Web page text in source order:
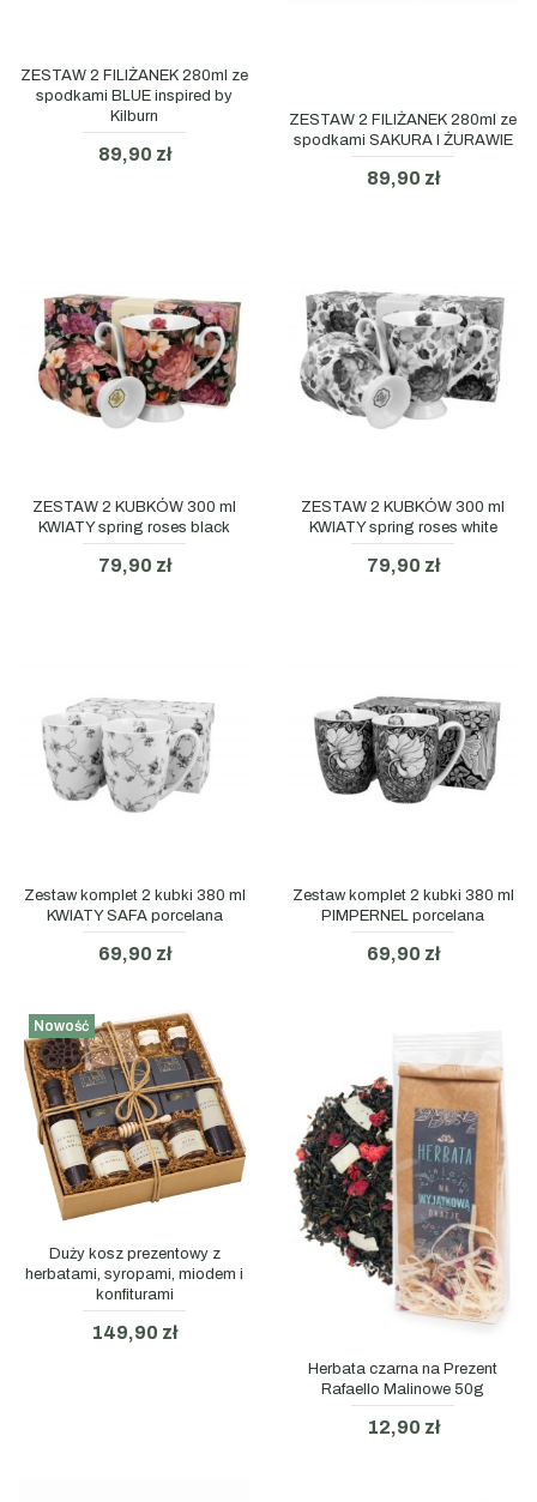
ZESTAW 2 FILIŻANEK 280ml ze
spodkami BLUE inspired by
Kilburn
89,90 zł
ZESTAW 2 FILIŻANEK 280ml ze
spodkami SAKURA I ŻURAWIE
89,90 zł
ZESTAW 2 KUBKÓW 300 ml
KWIATY spring roses black
79,90 zł
ZESTAW 2 KUBKÓW 300 ml
KWIATY spring roses white
79,90 zł
Zestaw komplet 2 kubki 380 ml
KWIATY SAFA porcelana
69,90 zł
Zestaw komplet 2 kubki 380 ml
PIMPERNEL porcelana
69,90 zł
Nowość
Duży kosz prezentowy z
herbatami, syropami, miodem i
konfiturami
149,90 zł
Herbata czarna na Prezent
Rafaello Malinowe 50g
12,90 zł